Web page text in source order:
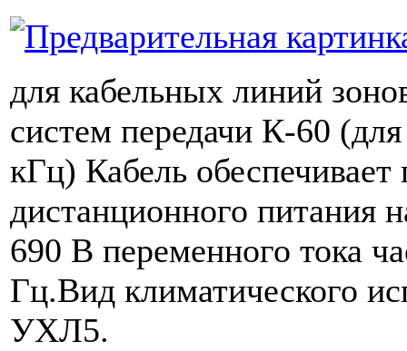
для кабельных линий
систем передачи К-60
кГц) Кабель обеспечивает
дистанционного питания
690 В переменного тока
Гц.Вид климатического
УХЛ5.